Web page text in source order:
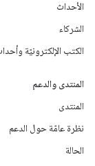
الأحداث
الشركاء
الكتب الإلكترونيّة
المنتدى والدعم
المنتدى
نظرة عامّة حول الدعم
الحالة